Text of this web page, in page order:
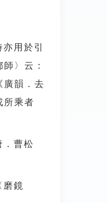
用於引
〉云：
廣韻．去
所乘者
曹松
磨鏡